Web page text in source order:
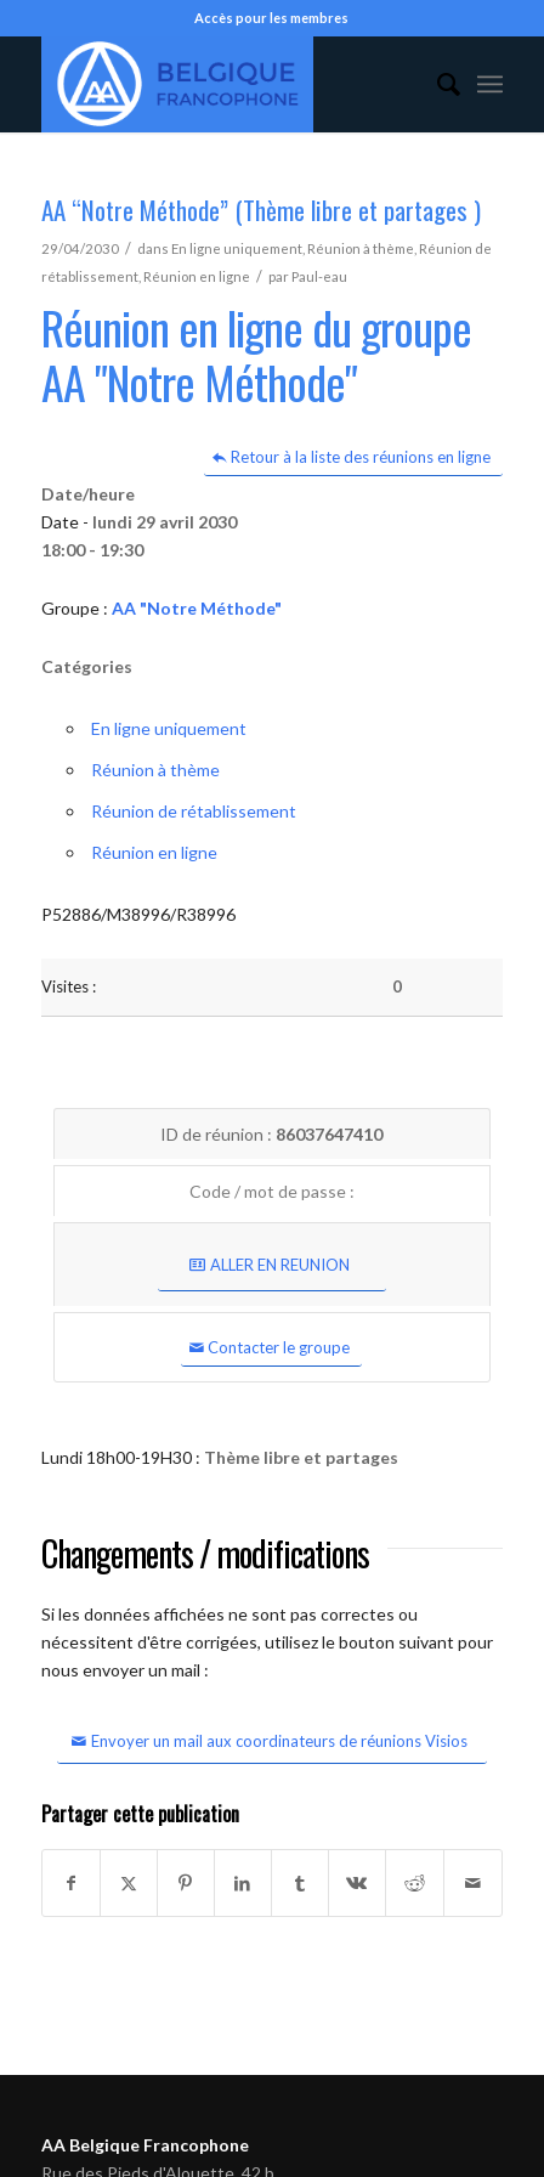
Accès pour les membres
AA “Notre Méthode” (Thème libre et partages )
29/04/2030 / dans En ligne uniquement, Réunion à thème Réunion de
rétablissement, Réunion en ligne / par Paul-eau
Réunion en ligne du groupe
AA "Notre Méthode"
Retour à la liste des réunions en ligne
Date/heure
Date - lundi 29 avril 2030
18:00 - 19:30
Groupe : AA "Notre Méthode"
Catégories
En ligne uniquement
Réunion à thème
Réunion de rétablissement
Réunion en ligne
P52886/M38996/R38996
Visites : 0
ID de réunion : 86037647410
Code / mot de passe :
ALLER EN REUNION
Contacter le groupe
Lundi 18h00-19H30 : Thème libre et partages
Changements / modifications
Si les données affichées ne sont pas correctes ou
nécessitent d'être corrigées, utilisez le bouton suivant pour
nous envoyer un mail :
Envoyer un mail aux coordinateurs de réunions Visios
Partager cette publication
AA Belgique Francophone
Rue des Pieds d'Alouette, 42 b